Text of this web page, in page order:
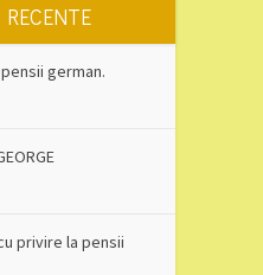
german.
privire la pensii